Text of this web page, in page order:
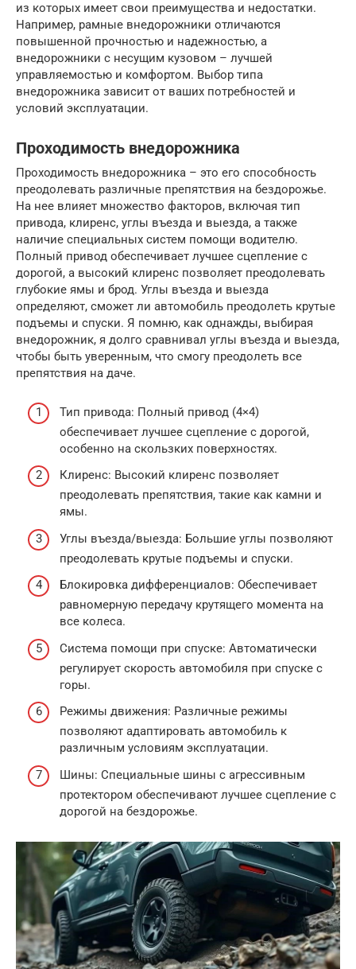
из которых имеет свои преимущества и недостатки.
Например, рамные внедорожники отличаются
повышенной прочностью и надежностью, а
внедорожники с несущим кузовом – лучшей
управляемостью и комфортом. Выбор типа
внедорожника зависит от ваших потребностей и
условий эксплуатации.
Проходимость внедорожника
Проходимость внедорожника – это его способность
преодолевать различные препятствия на бездорожье.
На нее влияет множество факторов, включая тип
привода, клиренс, углы въезда и выезда, а также
наличие специальных систем помощи водителю.
Полный привод обеспечивает лучшее сцепление с
дорогой, а высокий клиренс позволяет преодолевать
глубокие ямы и брод. Углы въезда и выезда
определяют, сможет ли автомобиль преодолеть крутые
подъемы и спуски. Я помню, как однажды, выбирая
внедорожник, я долго сравнивал углы въезда и выезда,
чтобы быть уверенным, что смогу преодолеть все
препятствия на даче.
Тип привода: Полный привод (4×4)
обеспечивает лучшее сцепление с дорогой,
особенно на скользких поверхностях.
Клиренс: Высокий клиренс позволяет
преодолевать препятствия, такие как камни и
ямы.
Углы въезда/выезда: Большие углы позволяют
преодолевать крутые подъемы и спуски.
Блокировка дифференциалов: Обеспечивает
равномерную передачу крутящего момента на
все колеса.
Система помощи при спуске: Автоматически
регулирует скорость автомобиля при спуске с
горы.
Режимы движения: Различные режимы
позволяют адаптировать автомобиль к
различным условиям эксплуатации.
Шины: Специальные шины с агрессивным
протектором обеспечивают лучшее сцепление с
дорогой на бездорожье.